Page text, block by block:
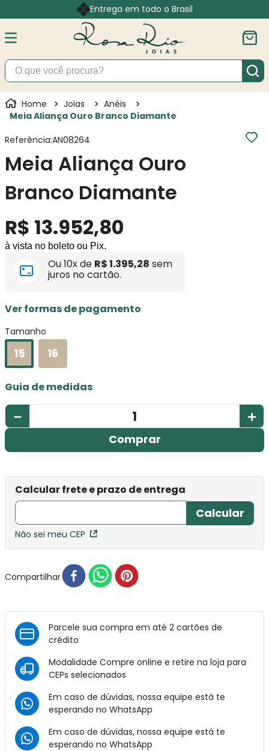
Entrega em todo o Brasil
O que você procura?
Joias
Anéis
Meia Aliança Ouro Branco Diamante
Referência:AN08264
Meia Aliança Ouro
Branco Diamante
R$ 13.952,80
à vista no boleto ou Pix.
Ou10x de R$1.395,28 sem
juros no cartão.
Ver formas de pagamento
Tamanho
15 16
Guia de medidas
＋
－
Comprar
Não sei meu CEP
Compartilhar
Parcele sua compra em até 2 cartões de
crédito
Modalidade Compre online e retire na loja para
CEPs selecionados
Em caso de dúvidas, nossa equipe está te
esperando no WhatsApp
Em caso de dúvidas, nossa equipe está te
esperando no WhatsApp